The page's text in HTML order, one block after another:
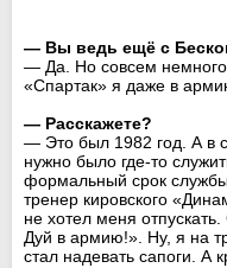
— Вы ведь ещё с
— Да. Но совсем
«Спартак» я даже в
— Расскажете?
— Это был 1982 год. А в
нужно было где-то
формальный срок
тренер кировского
не хотел меня
Дуй в армию!». Ну, я на
стал надевать сапоги. А